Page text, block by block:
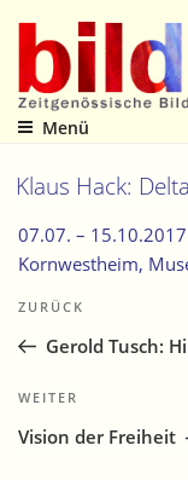
Inhalt
springen
Zeitgenössische Bild-
Menü
Klaus Hack: Delta
07.07. – 15.10.2017
Kornwestheim,
Beitragsnavigation
Vorheriger
Beitrag
ZURÜCK
Gerold Tusch:
Nächster
Beitrag
WEITER
Vision der Freiheit